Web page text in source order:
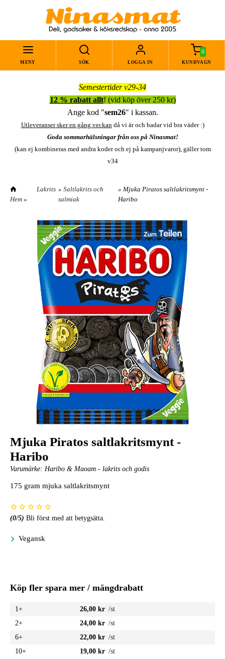
MENY SÖK LOGGA IN
0
KUNDVAGN
Semestertider v29-34
12 % rabatt allt! (vid köp över 250 kr)
Ange kod "sem26" i kassan.
Utleveranser sker en gång veckandå vi är och badar vid bra väder :)
Goda sommarhälsningar från oss på Ninasmat!
(kan ej kombineras med andra koder och ej på kampanjvaror), gäller tom
v34
Hem »
Lakrits » Saltlakrits och
salmiak
» Mjuka Piratos saltlakritsmynt -
Haribo
Mjuka Piratos saltlakritsmynt -
Haribo
Varumärke: Haribo & Maoam - lakrits och godis
175 gram mjuka saltlakritsmynt
(0/5) Bli först med att betygsätta.
Vegansk
Köp fler spara mer / mängdrabatt
1+ 26,00 kr /st
2+
24,00 kr /st
6+
22,00 kr /st
10+
19,00 kr /st